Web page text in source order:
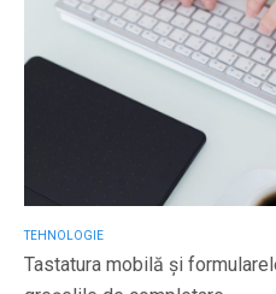
TEHNOLOGIE
Tastatura mobilă și